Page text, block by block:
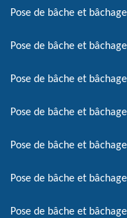
Pose de bâche et
Pose de bâche et
Pose de bâche et
Pose de bâche et
Pose de bâche et
Pose de bâche et
Pose de bâche et